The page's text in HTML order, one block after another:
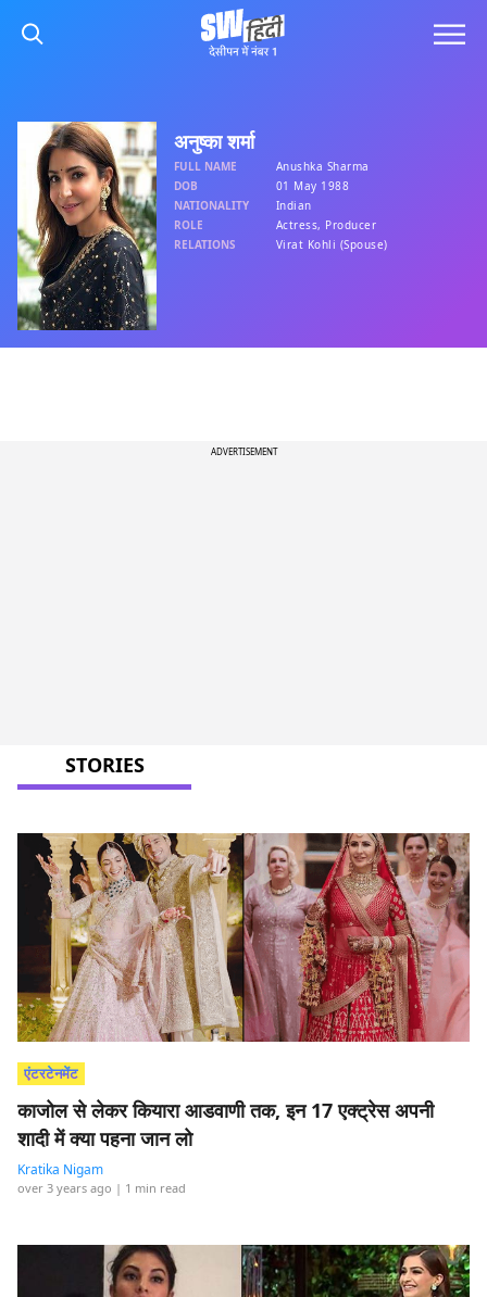
अनुष्का शर्मा
FULL NAME
Anushka Sharma
DOB
01 May 1988
NATIONALITY
Indian
ROLE
Actress, Producer
RELATIONS
Virat Kohli (Spouse)
ADVERTISEMENT
STORIES
एंटरटेनमेंट
काजोल से लेकर कियारा आडवाणी तक, इन 17 एक्ट्रेस अपनी
शादी में क्या पहना जान लो
Kratika Nigam
over 3 years ago | 1 min read